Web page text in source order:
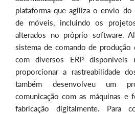
plataforma que agiliza o envio do
de móveis, incluindo os
alterados no próprio software.
sistema de comando de
com diversos ERP disponíveis
proporcionar a rastreabilidade
também desenvolveu um
comunicação com as máquinas e
fabricação digitalmente. Para